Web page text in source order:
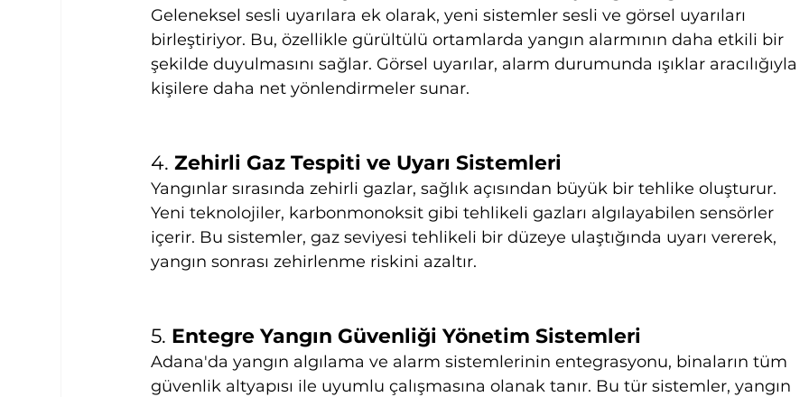
Geleneksel sesli uyarılara ek olarak, yeni sistemler sesli ve görsel uyarıları
birleştiriyor. Bu, özellikle gürültülü ortamlarda yangın alarmının daha etkili bir
şekilde duyulmasını sağlar. Görsel uyarılar, alarm durumunda ışıklar aracılığıyla
kişilere daha net yönlendirmeler sunar.
4. Zehirli Gaz Tespiti ve Uyarı Sistemleri
Yangınlar sırasında zehirli gazlar, sağlık açısından büyük bir tehlike oluşturur.
Yeni teknolojiler, karbonmonoksit gibi tehlikeli gazları algılayabilen sensörler
içerir. Bu sistemler, gaz seviyesi tehlikeli bir düzeye ulaştığında uyarı vererek,
yangın sonrası zehirlenme riskini azaltır.
5. Entegre Yangın Güvenliği Yönetim Sistemleri
Adana'da yangın algılama ve alarm sistemlerinin entegrasyonu, binaların tüm
güvenlik altyapısı ile uyumlu çalışmasına olanak tanır. Bu tür sistemler, yangın